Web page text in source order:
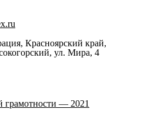
Красноярский край,
ул. Мира, 4
грамотности — 2021